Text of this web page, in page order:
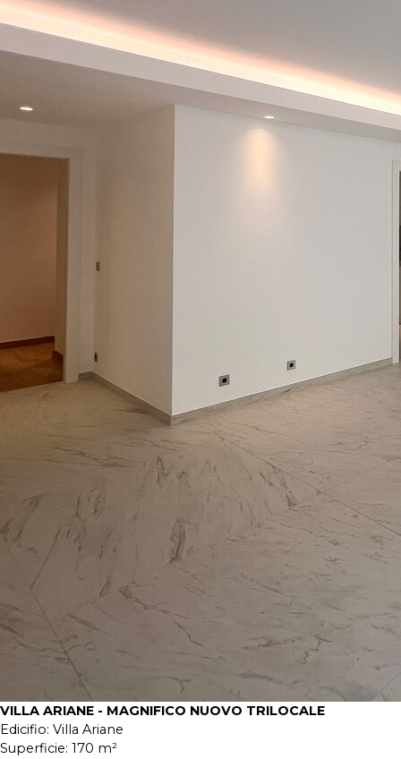
VILLA ARIANE - MAGNIFICO NUOVO TRILOCALE
Edicifio: Villa Ariane
Superficie: 170 m²